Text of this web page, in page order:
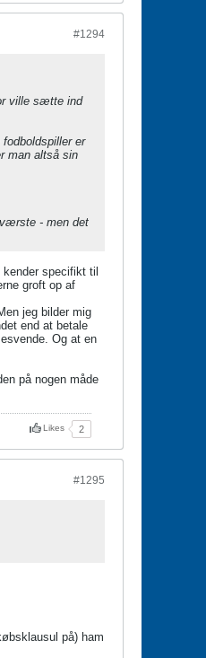
#1294
ville sætte ind
er
man altså sin
- men det
specifikt til
groft op af
jeg bilder mig
end at betale
Og at en
på nogen måde
Likes 2
#1295
på) ham